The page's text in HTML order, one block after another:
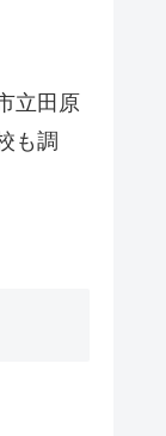
立田原
も調